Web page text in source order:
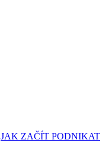
JAK ZAČÍT PODNIKAT